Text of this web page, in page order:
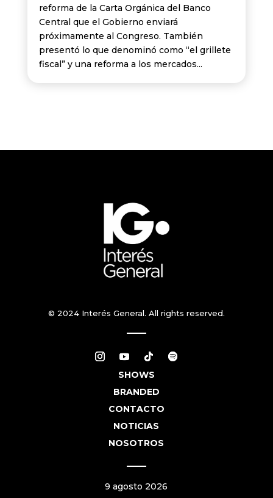
reforma de la Carta Orgánica del Banco
Central que el Gobierno enviará
próximamente al Congreso. También
presentó lo que denominó como “el grillete
fiscal” y una reforma a los mercados...
© 2024 Interés General. All rights reserved.
SHOWS
BRANDED
CONTACTO
NOTICIAS
NOSOTROS
9 agosto 2026